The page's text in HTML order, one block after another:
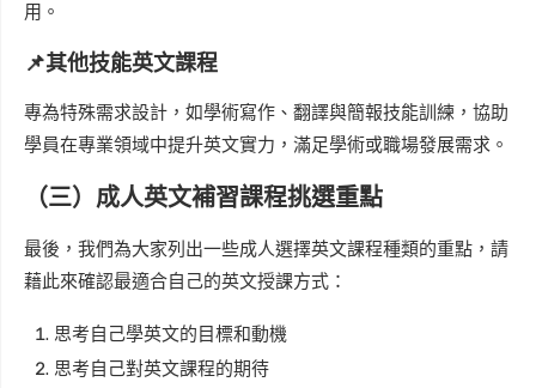
用。
📌其他技能英文課程
專為特殊需求設計，如學術寫作、翻譯與簡報技能訓練，協助
學員在專業領域中提升英文實力，滿足學術或職場發展需求。
（三）成人英文補習課程挑選重點
最後，我們為大家列出一些成人選擇英文課程種類的重點，請
藉此來確認最適合自己的英文授課方式：
思考自己學英文的目標和動機
思考自己對英文課程的期待